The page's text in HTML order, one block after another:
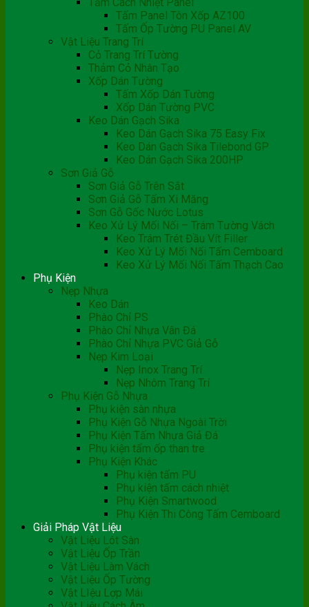
Tấm Panel Tôn Xốp AZ100
Tấm Ốp Tường PU Panel AV
Vật Liệu Trang Trí
Cỏ Trang Trí Tường
Thảm Cỏ Nhân Tạo
Xốp Dán Tường
Tấm Xốp Dán Tường
Xốp Dán Tường PVC
Keo Dán Gạch Sika
Keo Dán Gạch Sika 75 Easy Fix
Keo Dán Gạch Sika Tilebond GP
Keo Dán Gạch Sika 200HP
Sơn Giả Gỗ
Sơn Giả Gỗ Trên Sắt
Sơn Giả Gỗ Tấm Xi Măng
Sơn Gỗ Gốc Nước Lotus
Keo Xử Lý Mối Nối – Trám Tường Vách
Keo Trám Trét Đầu Vít Filler
Keo Xử Lý Mối Nối Tấm Cemboard
Keo Xử Lý Mối Nối Tấm Thạch Cao
Phụ Kiện
Nẹp Nhựa
Keo Dán
Phào Chỉ PS
Phào Chỉ Nhựa Vân Đá
Phào Chỉ Nhựa PVC Giả Gỗ
Nẹp Kim Loại
Nẹp Inox Trang Trí
Nẹp Nhôm Trang Trí
Phụ Kiện Gỗ Nhựa
Phụ kiện sàn nhựa
Phụ Kiện Gỗ Nhựa Ngoài Trời
Phụ Kiện Tấm Nhựa Giả Đá
Phụ kiện tấm ốp than tre
Phụ Kiện Khác
Phụ kiện tấm PU
Phụ kiện tấm cách nhiệt
Phụ Kiện Smartwood
Phụ Kiện Thi Công Tấm Cemboard
Giải Pháp Vật Liệu
Vật Liệu Lót Sàn
Vật Liệu Ốp Trần
Vật Liệu Làm Vách
Vật Liệu Ốp Tường
Vật LIệu Lợp Mái